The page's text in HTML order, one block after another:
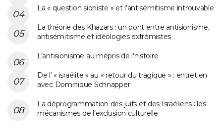
La « question sioniste » et l’antisémitisme introuvable
La théorie des Khazars : un pont entre antisionisme,
antisémitisme et idéologies extrémistes
L’antisionisme au mépris de l’histoire
De l’ « israélite » au « retour du tragique » : entretien
avec Dominique Schnapper
La déprogrammation des juifs et des Israéliens : les
mécanismes de l’exclusion culturelle